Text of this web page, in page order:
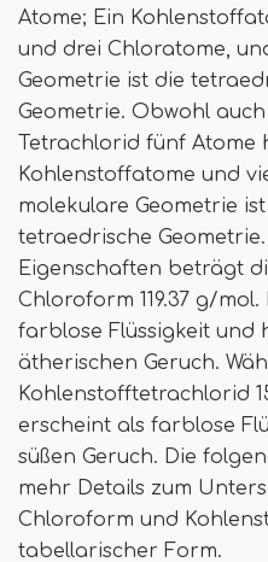
Atome; Ein
und drei Chloratome,
Geometrie ist die
Geometrie. Obwohl
Tetrachlorid fünf Atome
Kohlenstoffatome und
molekulare Geometrie
tetraedrische
Eigenschaften beträgt
Chloroform 119.37 g/
farblose Flüssigkeit und
ätherischen Geruch.
Kohlenstofftetrachlorid
erscheint als farblose
süßen Geruch. Die
mehr Details zum
Chloroform und
tabellarischer Form.